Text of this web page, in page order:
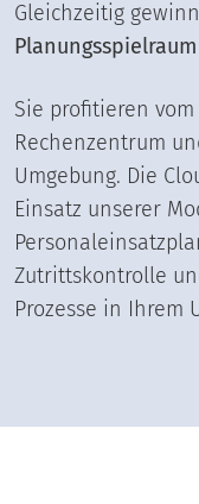
Gleichzeitig
Planungsspielraum
Sie profitieren vom
Rechenzentrum
Umgebung. Die
Einsatz unserer
Zutrittskontrolle
Prozesse in Ihrem